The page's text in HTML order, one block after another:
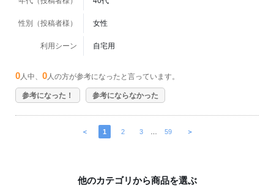
性別（投稿者様） 女性
利用シーン 自宅用
0 人中、 0 人の方が参考になったと言っています。
参考になった！ 参考にならなかった
＜ 1 2 3 59 ＞
他のカテゴリから商品を選ぶ